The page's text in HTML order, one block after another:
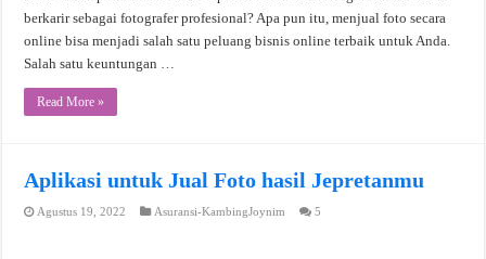
berkarir sebagai fotografer profesional? Apa pun itu, menjual foto secara
online bisa menjadi salah satu peluang bisnis online terbaik untuk Anda.
Salah satu keuntungan …
Read More »
Aplikasi untuk Jual Foto hasil Jepretanmu
Agustus 19, 2022 Asuransi-KambingJoynim 5